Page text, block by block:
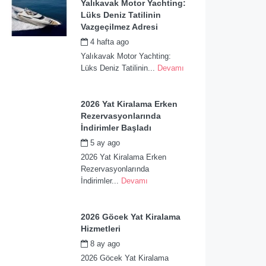
Yalıkavak Motor Yachting:
Lüks Deniz Tatilinin
Vazgeçilmez Adresi
4 hafta ago
Yalıkavak Motor Yachting:
Lüks Deniz Tatilinin...
Devamı
2026 Yat Kiralama Erken
Rezervasyonlarında
İndirimler Başladı
5 ay ago
2026 Yat Kiralama Erken
Rezervasyonlarında
İndirimler...
Devamı
2026 Göcek Yat Kiralama
Hizmetleri
8 ay ago
2026 Göcek Yat Kiralama